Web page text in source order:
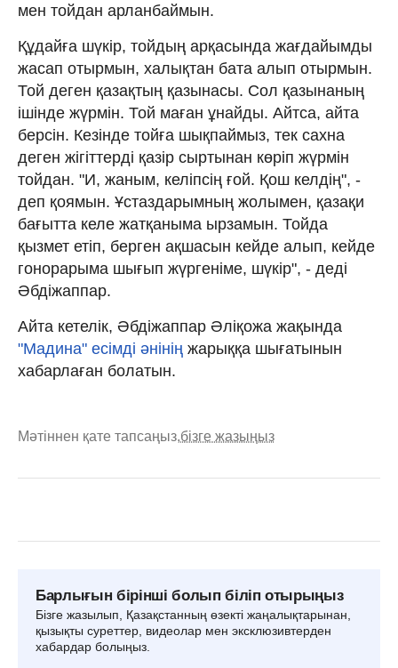
мен тойдан арланбаймын.
Құдайға шүкір, тойдың арқасында жағдайымды
жасап отырмын, халықтан бата алып отырмын.
Той деген қазақтың қазынасы. Сол қазынаның
ішінде жүрмін. Той маған ұнайды. Айтса, айта
берсін. Кезінде тойға шықпаймыз, тек сахна
деген жігіттерді қазір сыртынан көріп жүрмін
тойдан. "И, жаным, келіпсің ғой. Қош келдің", -
деп қоямын. Ұстаздарымның жолымен, қазақи
бағытта келе жатқаныма ырзамын. Тойда
қызмет етіп, берген ақшасын кейде алып, кейде
гонорарыма шығып жүргеніме, шүкір", - деді
Әбдіжаппар.
Айта кетелік, Әбдіжаппар Әліқожа жақында
"Мадина" есімді әнінің жарыққа шығатынын
хабарлаған болатын.
Мәтіннен қате тапсаңыз,бізге жазыңыз
Барлығын бірінші болып біліп отырыңыз
Бізге жазылып, Қазақстанның өзекті жаңалықтарынан,
қызықты суреттер, видеолар мен эксклюзивтерден
хабардар болыңыз.